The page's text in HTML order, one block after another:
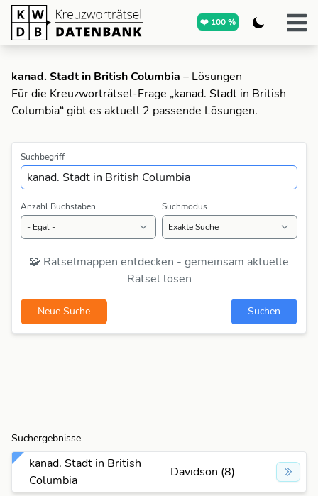
❤️ 100 %
kanad. Stadt in British Columbia – Lösungen
Für die Kreuzworträtsel-Frage „kanad. Stadt in British
Columbia“ gibt es aktuell 2 passende Lösungen.
Suchbegriff
Anzahl Buchstaben Suchmodus
🧩 Rätselmappen entdecken - gemeinsam aktuelle
Rätsel lösen
Neue Suche Suchen
Suchergebnisse
kanad. Stadt in British
Columbia
Davidson (8)